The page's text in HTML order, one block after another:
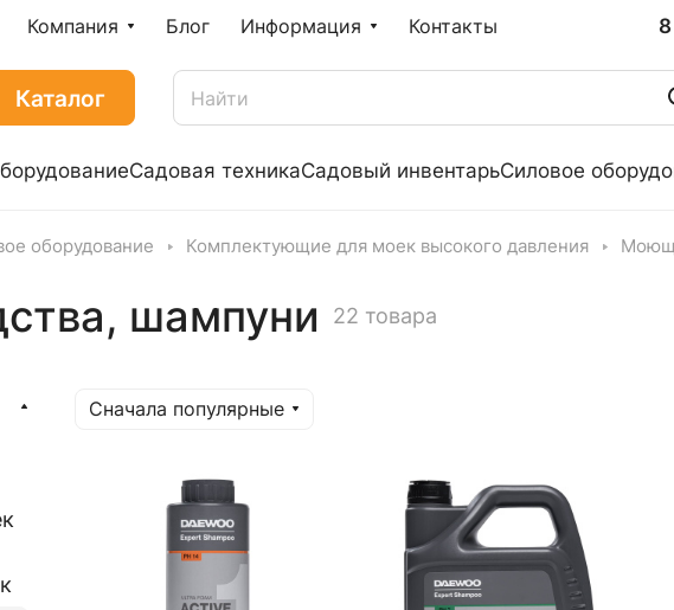
Компания Блог Информация Контакты
Каталог
Садовая техникаСадовый инвентарьСиловое
оборудование Комплектующие для моек высокого давления
шампуни 22 товара
Сначала популярные